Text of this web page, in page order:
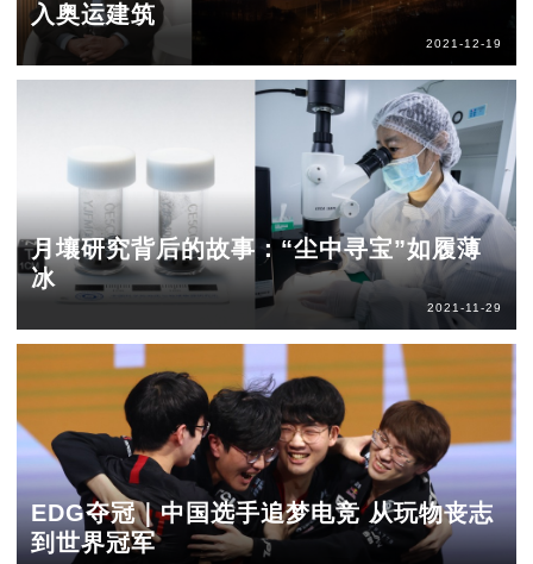
入奥运建筑
2021-12-19
月壤研究背后的故事：“尘中寻宝”如履薄
冰
2021-11-29
EDG夺冠｜中国选手追梦电竞 从玩物丧志
到世界冠军